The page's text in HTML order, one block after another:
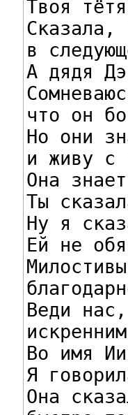
Твоя
Сказала,
в
А дядя
что он
Но они
и живу с
Она
Ты
Ну я
Ей не
Веди
Во имя
Я
Она